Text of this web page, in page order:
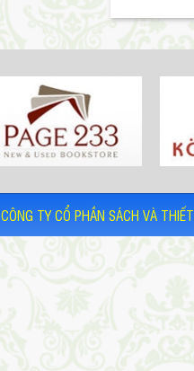
CÔNG TY CỔ PHẦN SÁCH VÀ